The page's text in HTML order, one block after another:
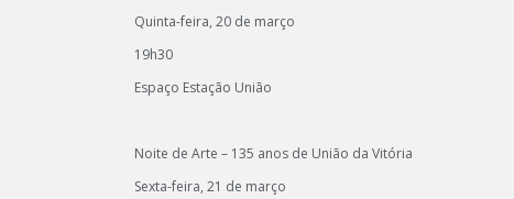
Quinta-feira, 20 de março
19h30
Espaço Estação União
Noite de Arte – 135 anos de União da Vitória
Sexta-feira, 21 de março